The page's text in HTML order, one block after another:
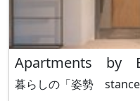
Apartments by
暮らしの「姿勢 stance